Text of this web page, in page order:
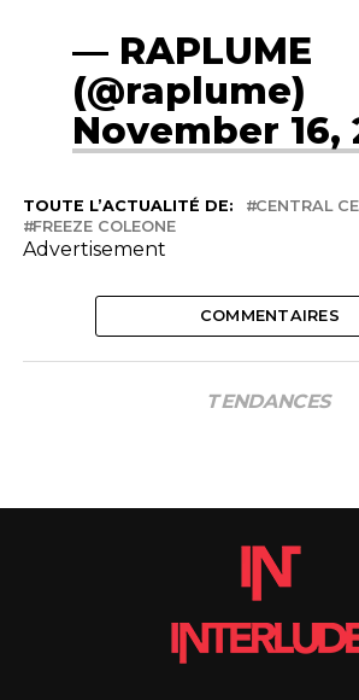
— RAPLUME
(@raplume)
November 16,
TOUTE L’ACTUALITÉ DE:
CENTRAL
FREEZE COLEONE
Advertisement
COMMENTAIRES
TENDANCES